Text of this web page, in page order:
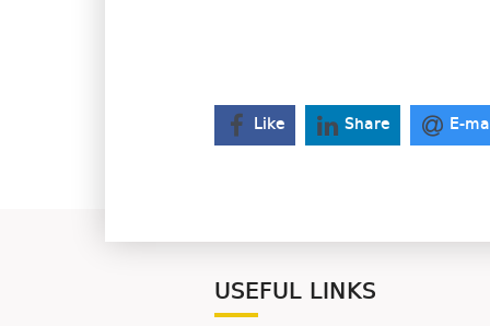
Like Share E-
USEFUL LINKS